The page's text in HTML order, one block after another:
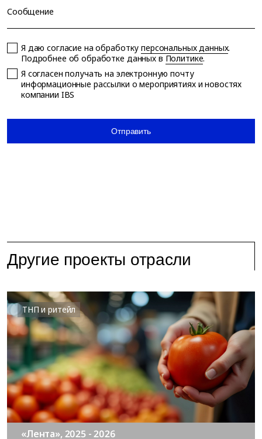
Сообщение
Я даю согласие на обработкуперсональных данных.
Подробнее об обработке данных в Политике.
Я согласен получать на электронную почту
информационные рассылки о мероприятиях и новостях
компании IBS
Отправить
Другие проекты отрасли
ТНП и ритейл
«Лента», 2025 - 2026